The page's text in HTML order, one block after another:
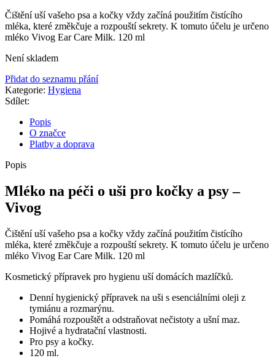
Čištění uší vašeho psa a kočky vždy začíná použitím čistícího
mléka, které změkčuje a rozpouští sekrety. K tomuto účelu je určeno
mléko Vivog Ear Care Milk. 120 ml
Není skladem
Přidat do seznamu přání
Kategorie: Hygiena
Sdílet:
Popis
O značce
Platby a doprava
Popis
Mléko na péči o uši pro kočky a psy –
Vivog
Čištění uší vašeho psa a kočky vždy začíná použitím čistícího
mléka, které změkčuje a rozpouští sekrety. K tomuto účelu je určeno
mléko Vivog Ear Care Milk. 120 ml
Kosmetický přípravek pro hygienu uší domácích mazlíčků.
Denní hygienický přípravek na uši s esenciálními oleji z
tymiánu a rozmarýnu.
Pomáhá rozpouštět a odstraňovat nečistoty a ušní maz.
Hojivé a hydratační vlastnosti.
Pro psy a kočky.
120 ml.